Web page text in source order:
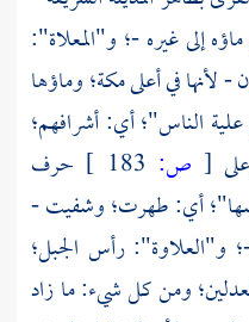
إلى غيره -؛ و"المعلاة":
- لأنها في أعلىمكة؛وماؤها
الناس"؛ أي: أشرافهم؛
[ ص:
حرف
أي: طهرت؛ وشفيت -
و"العلاوة": رأس الجبل؛
ومن كل شيء: ما زاد